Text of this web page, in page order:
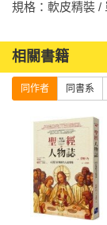
規格：軟皮精
相關書籍
同作者 同書系